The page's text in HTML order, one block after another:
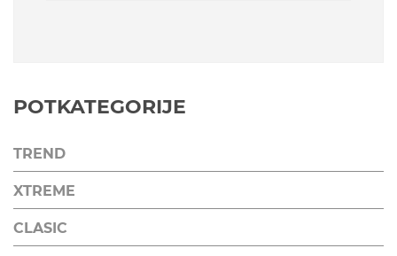
POTKATEGORIJE
TREND
XTREME
CLASIC